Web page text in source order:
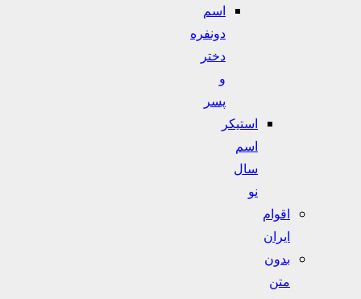
اسم
دونفره
دختر
و
پسر
استیکر
اسم
سال
نو
اقوام
ایران
بدون
متن